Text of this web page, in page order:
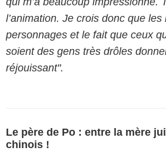
l’animation. Je crois donc que
personnages et le fait que ceux
soient des gens très drôles
réjouissant".
Le père de Po : entre la mère
chinois !